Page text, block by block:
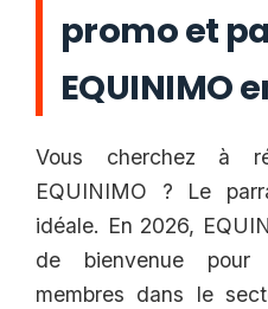
promo et
EQUINIMO
Vous cherchez à
EQUINIMO ? Le
idéale. En 2026,
de bienvenue
membres dans le